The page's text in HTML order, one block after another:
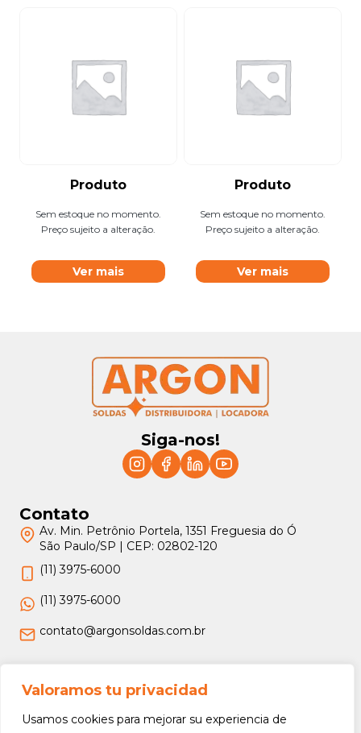
Valoramos tu privacidad
Usamos cookies para mejorar su experiencia de
Produto
Sem estoque no momento.
Preço sujeito a alteração.
Ver mais
Produto
Sem estoque no momento.
Preço sujeito a alteração.
Ver mais
Siga-nos!
Contato
Av. Min. Petrônio Portela, 1351 Freguesia do Ó
São Paulo/SP | CEP: 02802-120
(11) 3975-6000
(11) 3975-6000
contato@argonsoldas.com.br
Jurídico
Termos e Condições
Política de Privacidade